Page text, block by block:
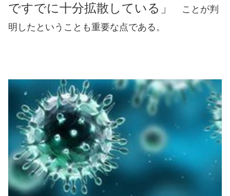
ですでに十分拡散している 」
ことが判
明したということも重要な点である。